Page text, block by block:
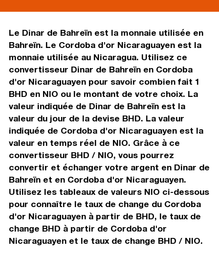
Le Dinar de Bahreïn est la monnaie utilisée en
Bahreïn. Le Cordoba d'or Nicaraguayen est la
monnaie utilisée au Nicaragua. Utilisez ce
convertisseur Dinar de Bahreïn en Cordoba
d'or Nicaraguayen pour savoir combien fait 1
BHD en NIO ou le montant de votre choix. La
valeur indiquée de Dinar de Bahreïn est la
valeur du jour de la devise BHD. La valeur
indiquée de Cordoba d'or Nicaraguayen est la
valeur en temps réel de NIO. Grâce à ce
convertisseur BHD / NIO, vous pourrez
convertir et échanger votre argent en Dinar de
Bahreïn et en Cordoba d'or Nicaraguayen.
Utilisez les tableaux de valeurs NIO ci-dessous
pour connaître le taux de change du Cordoba
d'or Nicaraguayen à partir de BHD, le taux de
change BHD à partir de Cordoba d'or
Nicaraguayen et le taux de change BHD / NIO.